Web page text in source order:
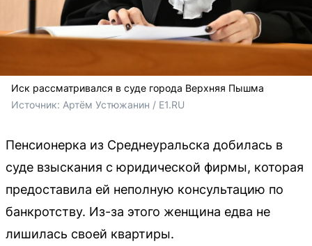
Иск рассматривался в суде города Верхняя Пышма
Источник: Артём Устюжанин / E1.RU
Пенсионерка из Среднеуральска добилась в
суде взыскания с юридической фирмы, которая
предоставила ей неполную консультацию по
банкротству. Из-за этого женщина едва не
лишилась своей квартиры.